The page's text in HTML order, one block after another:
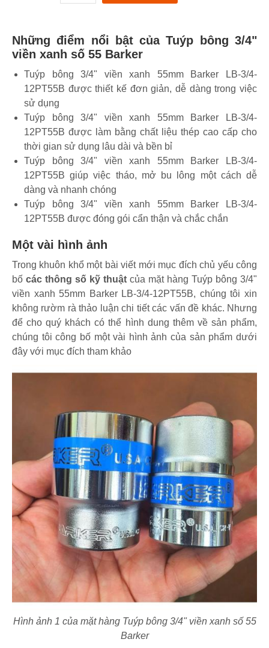
Những điểm nổi bật của Tuýp bông 3/4"
viền xanh số 55 Barker
Tuýp bông 3/4" viền xanh 55mm Barker LB-3/4-
12PT55B được thiết kế đơn giản, dễ dàng trong việc
sử dụng
Tuýp bông 3/4" viền xanh 55mm Barker LB-3/4-
12PT55B được làm bằng chất liệu thép cao cấp cho
thời gian sử dụng lâu dài và bền bỉ
Tuýp bông 3/4" viền xanh 55mm Barker LB-3/4-
12PT55B giúp việc tháo, mở bu lông một cách dễ
dàng và nhanh chóng
Tuýp bông 3/4" viền xanh 55mm Barker LB-3/4-
12PT55B được đóng gói cẩn thận và chắc chắn
Một vài hình ảnh
Trong khuôn khổ một bài viết mới mục đích chủ yếu công
bố các thông số kỹ thuật của mặt hàng Tuýp bông 3/4"
viền xanh 55mm Barker LB-3/4-12PT55B, chúng tôi xin
không rườm rà thảo luận chi tiết các vấn đề khác. Nhưng
để cho quý khách có thể hình dung thêm về sản phẩm,
chúng tôi công bố một vài hình ảnh của sản phẩm dưới
đây với mục đích tham khảo
Hình ảnh 1 của mặt hàng Tuýp bông 3/4" viền xanh số 55
Barker